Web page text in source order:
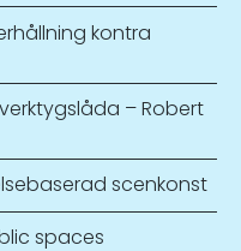
kontra
– Robert
scenkonst
spaces